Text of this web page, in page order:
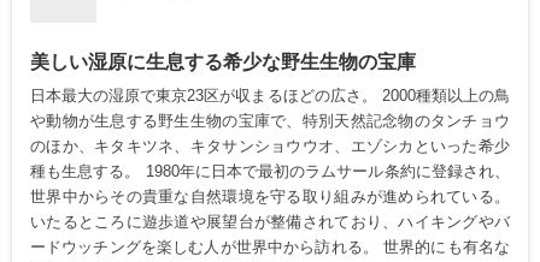
美しい湿原に生息する希少な野生生物の宝庫
日本最大の湿原で東京23区が収まるほどの広さ。 2000種類以上の鳥
や動物が生息する野生生物の宝庫で、特別天然記念物のタンチョウ
のほか、キタキツネ、キタサンショウウオ、エゾシカといった希少
種も生息する。 1980年に日本で最初のラムサール条約に登録され、
世界中からその貴重な自然環境を守る取り組みが進められている。
いたるところに遊歩道や展望台が整備されており、ハイキングやバ
ードウッチングを楽しむ人が世界中から訪れる。 世界的にも有名な